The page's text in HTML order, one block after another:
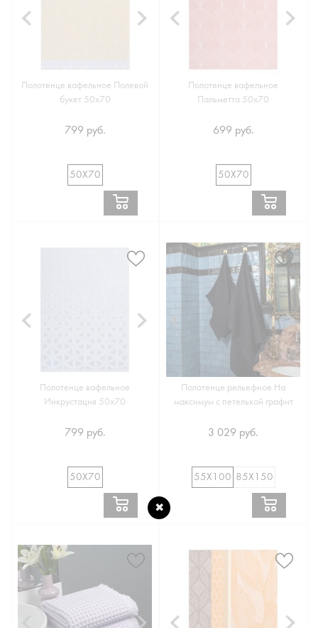
Полотенце вафельное Полевой
букет 50х70
799 руб.
50Х70
Полотенце вафельное
Пальметта 50х70
699 руб.
50Х70
Полотенце вафельное
Инкрустация 50х70
799 руб.
50Х70
Полотенце рельефное На
максимум с петелькой графит
3 029 руб.
55Х100 85Х150